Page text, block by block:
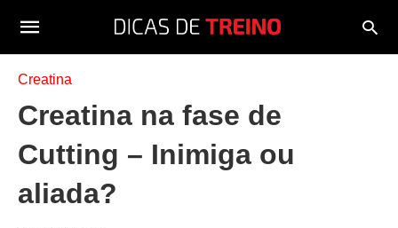
Creatina
Creatina na fase de
Cutting – Inimiga ou
aliada?